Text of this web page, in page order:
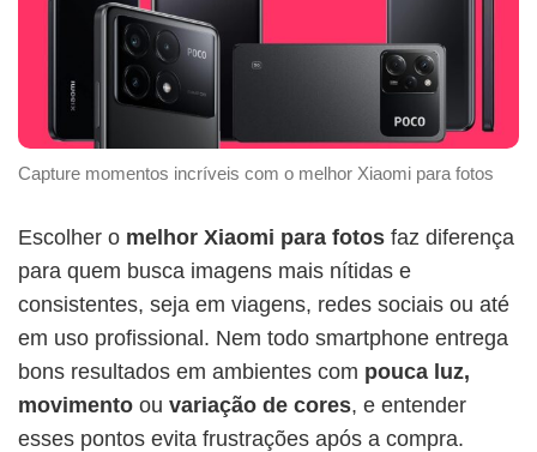
Capture momentos incríveis com o melhor Xiaomi para fotos
Escolher o melhor Xiaomi para fotos faz diferença
para quem busca imagens mais nítidas e
consistentes, seja em viagens, redes sociais ou até
em uso profissional. Nem todo smartphone entrega
bons resultados em ambientes com pouca luz,
movimento ou variação de cores, e entender
esses pontos evita frustrações após a compra.